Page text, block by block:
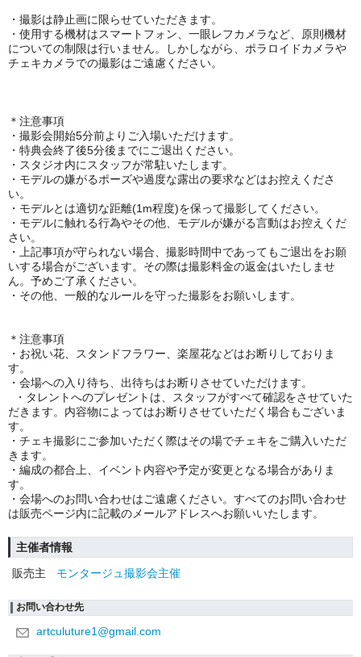
・撮影は静止画に限らせていただきます。
・使用する機材はスマートフォン、一眼レフカメラなど、原則機材
についての制限は行いません。しかしながら、ポラロイドカメラや
チェキカメラでの撮影はご遠慮ください。
＊注意事項
・撮影会開始5分前よりご入場いただけます。
・特典会終了後5分後までにご退出ください。
・スタジオ内にスタッフが常駐いたします。
・モデルの嫌がるポーズや過度な露出の要求などはお控えくださ
い。
・モデルとは適切な距離(1m程度)を保って撮影してください。
・モデルに触れる行為やその他、モデルが嫌がる言動はお控えくだ
さい。
・上記事項が守られない場合、撮影時間中であってもご退出をお願
いする場合がございます。その際は撮影料金の返金はいたしませ
ん。予めご了承ください。
・その他、一般的なルールを守った撮影をお願いします。
＊注意事項
・お祝い花、スタンドフラワー、楽屋花などはお断りしておりま
す。
・会場への入り待ち、出待ちはお断りさせていただけます。
・タレントへのプレゼントは、スタッフがすべて確認をさせていた
だきます。内容物によってはお断りさせていただく場合もございま
す。
・チェキ撮影にご参加いただく際はその場でチェキをご購入いただ
きます。
・編成の都合上、イベント内容や予定が変更となる場合がありま
す。
・会場へのお問い合わせはご遠慮ください。すべてのお問い合わせ
は販売ページ内に記載のメールアドレスへお願いいたします。
主催者情報
販売主
モンタージュ撮影会主催
お問い合わせ先
artculuture1@gmail.com